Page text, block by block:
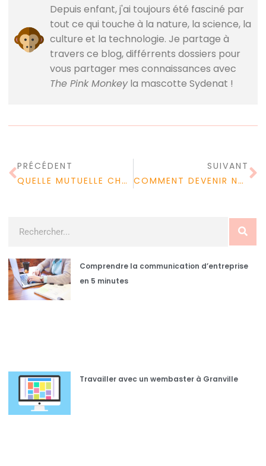
Depuis enfant, j'ai toujours été fasciné par
tout ce qui touche à la nature, la science, la
culture et la technologie. Je partage à
travers ce blog, différrents dossiers pour
vous partager mes connaissances avec
The Pink Monkeyla mascotte Sydenat !
PRÉCÉDENT
QUELLE MUTUELLE CHOISIR : DES CONSEILS INCONTOURNABLES POUR BIEN CHOISIR SA MUTUELLE
SUIVANT
COMMENT DEVENIR NUTRITIONNISTE ?
Comprendre la communication d’entreprise
en 5 minutes
Travailler avec un wembaster à Granville